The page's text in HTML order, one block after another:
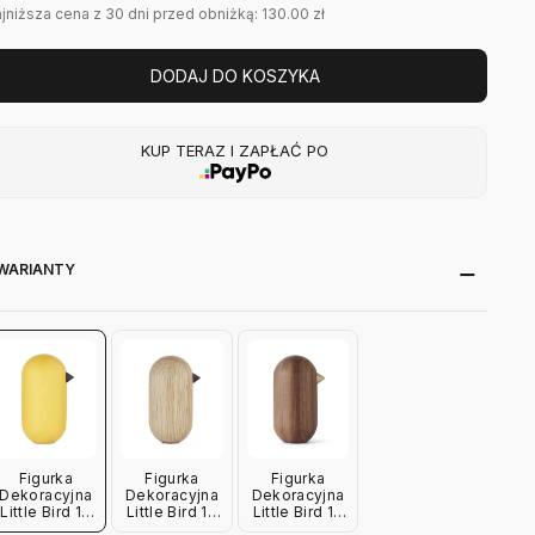
cena z 30 dni przed obniżką: 130.00 zł
DODAJ DO KOSZYKA
KUP TERAZ I ZAPŁAĆ PO
Figurka
Dekoracyjna
Little Bird 10
Cm Żółta
Figurka
Dekoracyjna
Little Bird 10
Figurka
Dekoracyjna
Little Bird 10